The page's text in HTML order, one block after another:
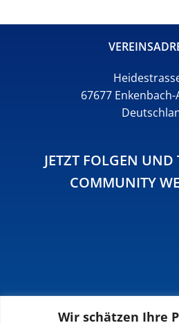
Wir schätzen Ihre
67677
JETZT FOLGEN UND
COMMUNITY